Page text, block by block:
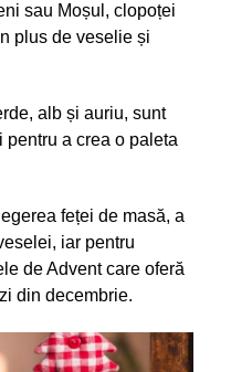
sau Moșul, clopoței
plus de veselie și
alb și auriu, sunt
a crea o paleta
feței de masă, a
iar pentru
de Advent care oferă
din decembrie.